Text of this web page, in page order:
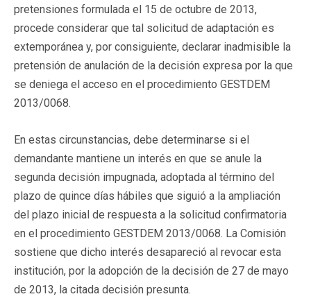
pretensiones formulada el 15 de octubre de 2013,
procede considerar que tal solicitud de adaptación es
extemporánea y, por consiguiente, declarar inadmisible la
pretensión de anulación de la decisión expresa por la que
se deniega el acceso en el procedimiento GESTDEM
2013/0068.
En estas circunstancias, debe determinarse si el
demandante mantiene un interés en que se anule la
segunda decisión impugnada, adoptada al término del
plazo de quince días hábiles que siguió a la ampliación
del plazo inicial de respuesta a la solicitud confirmatoria
en el procedimiento GESTDEM 2013/0068. La Comisión
sostiene que dicho interés desapareció al revocar esta
institución, por la adopción de la decisión de 27 de mayo
de 2013, la citada decisión presunta.